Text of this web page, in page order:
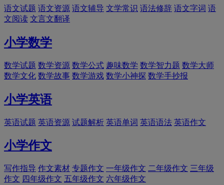
语文试题 语文资源 语文辅导 文学常识 语法修辞 语文字词 语
文阅读 文言文翻译
小学数学
数学试题 数学资源 数学公式 趣味数学 数学智力题 数学大师
数学文化 数学故事 数学游戏 数学小神探 数学手抄报
小学英语
英语试题 英语资源 试题解析 英语单词 英语语法 英语作文
小学作文
写作指导 作文素材 专题作文 一年级作文 二年级作文 三年级
作文 四年级作文 五年级作文 六年级作文